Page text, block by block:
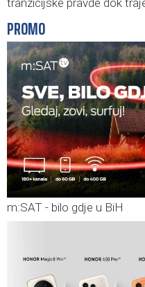
tranzicijske pravde dok
PROMO
m:SAT - bilo gdje u BiH